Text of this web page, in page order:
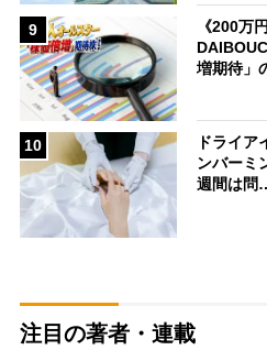
9
《200万
増期待」
10
ドライア
ンバーミ
週間は問
注目の著者・連載